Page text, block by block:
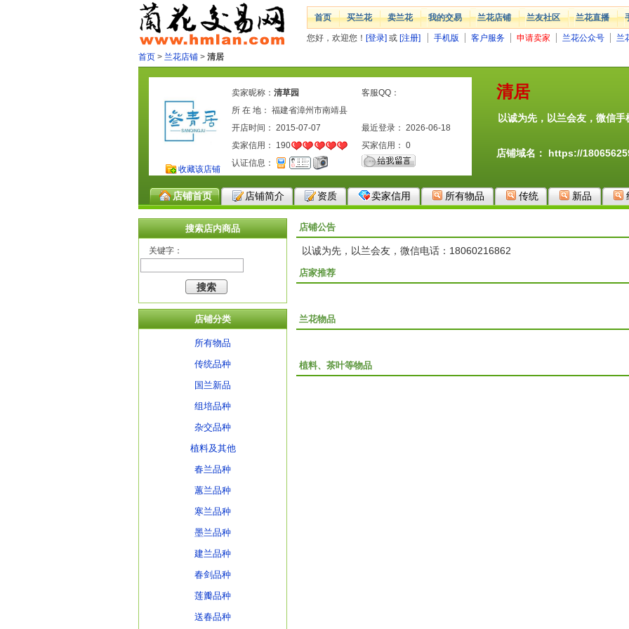
首页 买兰花 卖兰花 我的交易 兰花店铺 兰友社区 兰花直播
您好，欢迎您！ [登录] 或 [注册] 手机版 客户服务 申请卖家 兰花公众号 兰
首页 > 兰花店铺 > 清居
清居
以诚为先，以兰会友，微信
店铺域名： https://
收藏该店铺
卖家昵称： 清草园
客服QQ：
所 在 地： 福建省漳州市南靖县
开店时间： 2015-07-07
最近登录： 2026-06-18
卖家信用： 190 买家信用： 0
认证信息：
店铺首页 店铺简介 资质 卖家信用 所有物品 传统 新品
搜索店内商品
关键字：
店铺分类
所有物品
传统品种
国兰新品
组培品种
杂交品种
植料及其他
春兰品种
蕙兰品种
寒兰品种
墨兰品种
建兰品种
春剑品种
莲瓣品种
送春品种
店铺公告
以诚为先，以兰会友，微信电话：18060216862
店家推荐
兰花物品
植料、茶叶等物品